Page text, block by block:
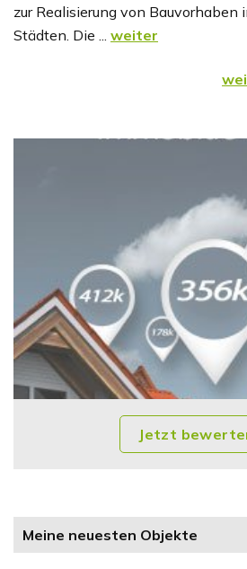
zur Realisierung von Bauvorhaben
Städten. Die ... weiter
Jetzt
Meine neuesten Objekte